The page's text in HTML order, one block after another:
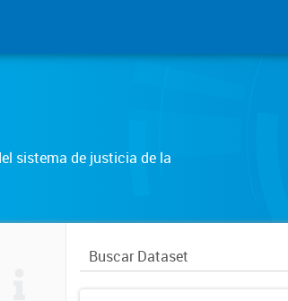
sistema de justicia de la